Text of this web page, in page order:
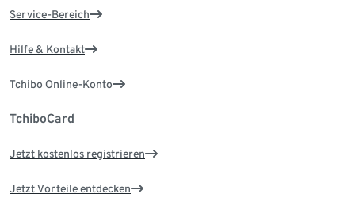
Service-Bereich
Hilfe & Kontakt
Tchibo Online-Konto
TchiboCard
Jetzt kostenlos registrieren
Jetzt Vorteile entdecken